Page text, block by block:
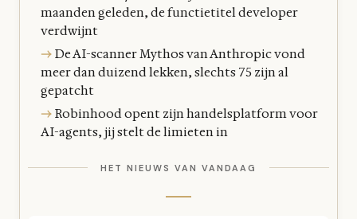
maanden geleden, de functietitel developer
verdwijnt
→ De AI-scanner Mythos van Anthropic vond
meer dan duizend lekken, slechts 75 zijn al
gepatcht
→ Robinhood opent zijn handelsplatform voor
AI-agents, jij stelt de limieten in
HET NIEUWS VAN VANDAAG